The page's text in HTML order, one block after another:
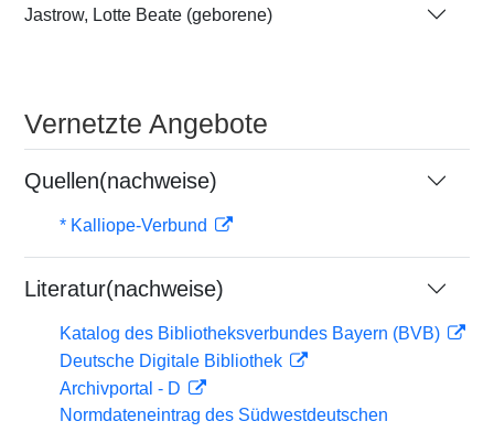
Jastrow, Lotte Beate (geborene)
Vernetzte Angebote
Quellen(nachweise)
* Kalliope-Verbund
Literatur(nachweise)
Katalog des Bibliotheksverbundes Bayern (BVB)
Deutsche Digitale Bibliothek
Archivportal - D
Normdateneintrag des Südwestdeutschen